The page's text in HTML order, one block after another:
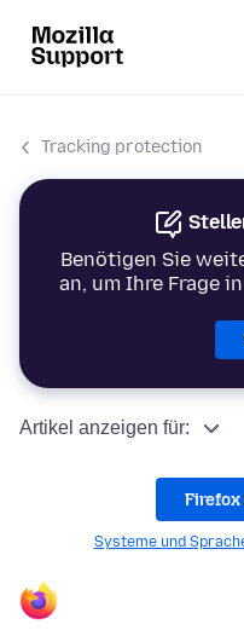
Tracking protection
Benötigen Sie
an, um Ihre Frage
Artikel anzeigen für:
Systeme und